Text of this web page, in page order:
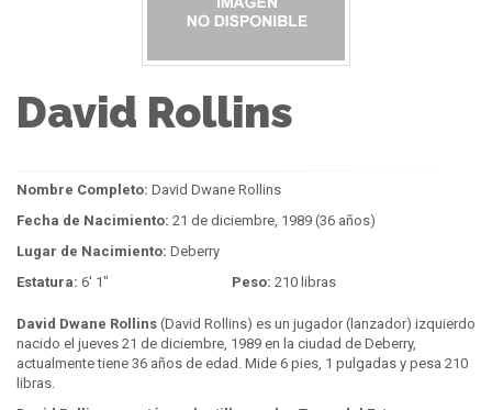
David Rollins
Nombre Completo: David Dwane Rollins
Fecha de Nacimiento: 21 de diciembre, 1989 (36 años)
Lugar de Nacimiento: Deberry
Estatura: 6' 1" Peso: 210 libras
David Dwane Rollins (David Rollins) es un jugador (lanzador) izquierdo
nacido el jueves 21 de diciembre, 1989 en la ciudad de Deberry,
actualmente tiene 36 años de edad. Mide 6 pies, 1 pulgadas y pesa 210
libras.